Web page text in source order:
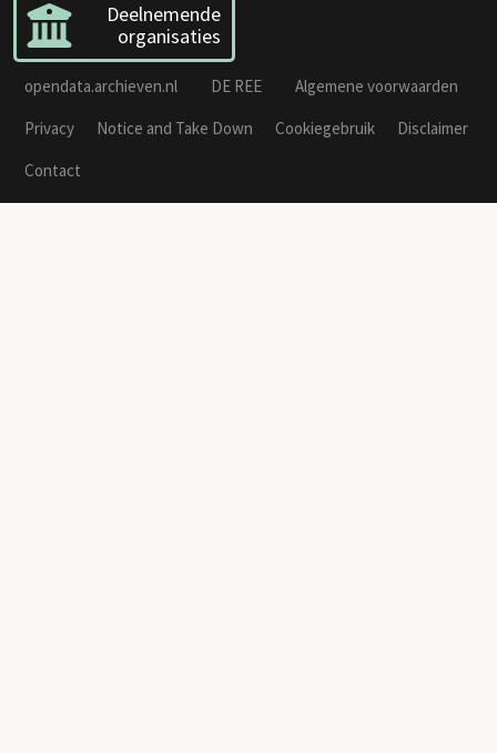
Deelnemende
organisaties
opendata.archieven.nl DE REE
Algemene voorwaarden
Privacy
Notice and Take Down Cookiegebruik
Disclaimer
Contact